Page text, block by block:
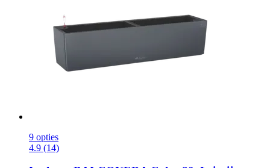
9 opties
4.9 (14)